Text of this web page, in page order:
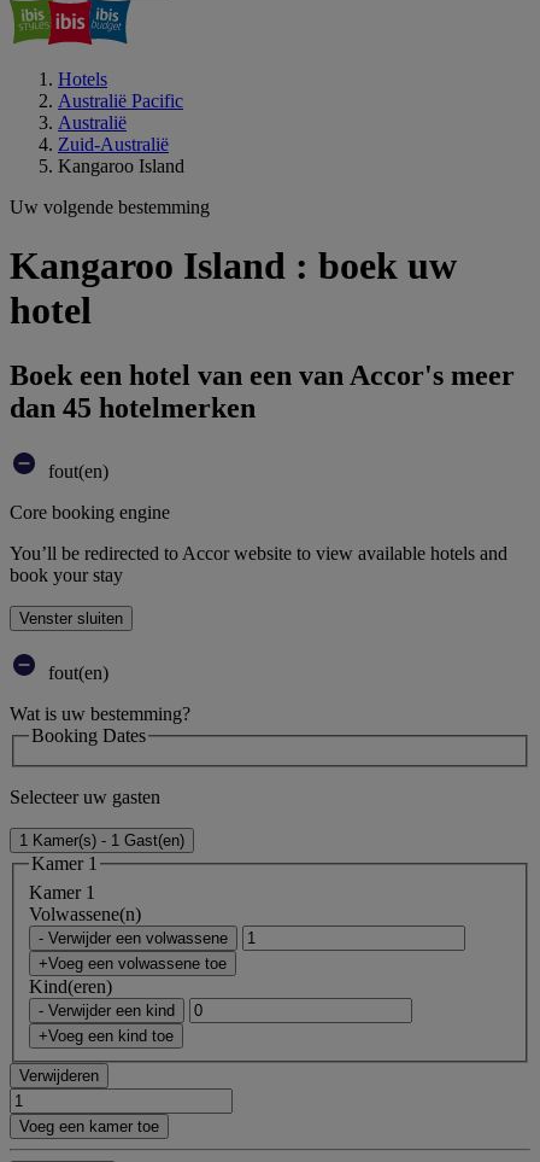
Hotels
Australië Pacific
Australië
Zuid-Australië
Kangaroo Island
Uw volgende bestemming
Kangaroo Island : boek uw
hotel
Boek een hotel van een van Accor's meer
dan 45 hotelmerken
fout(en)
Core booking engine
You’ll be redirected to Accor website to view available hotels and
book your stay
Venster sluiten
fout(en)
Wat is uw bestemming?
Booking Dates
Selecteer uw gasten
1 Kamer(s) - 1 Gast(en)
Kamer 1
Kamer 1
Volwassene(n)
- Verwijder een volwassene
+Voeg een volwassene toe
Kind(eren)
- Verwijder een kind
+Voeg een kind toe
Verwijderen
Voeg een kamer toe